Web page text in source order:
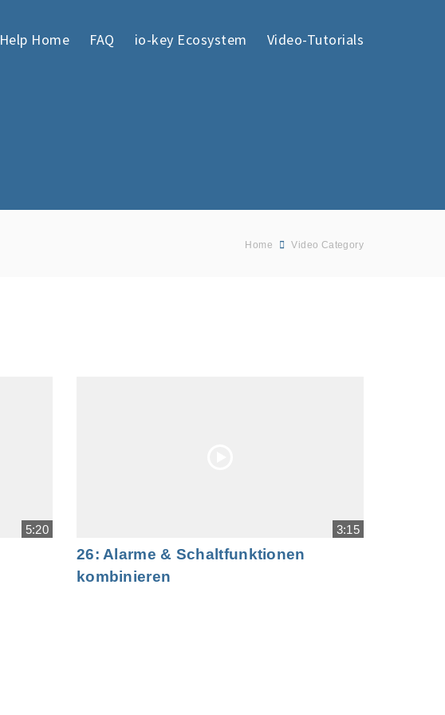
Help Home FAQ io-key Ecosystem Video-Tutorials
Home Video Category
5:20 3:15
26: Alarme & Schaltfunktionen
kombinieren